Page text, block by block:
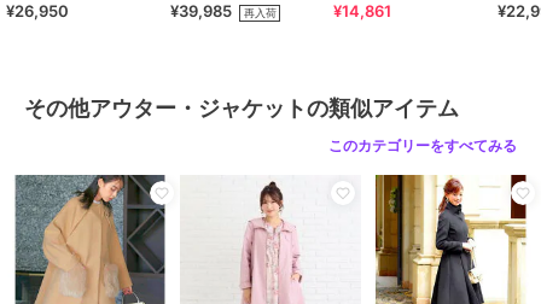
ショップ ルイルエブティック
性別タイプ
レディース
アウター・ジャケット・コート
カラー
チャコールグレー、杢グレー、ブ
サイズ
素材
表地 ポリエステル55％、ウール
ト
¥26,950
ト
¥39,985 再入荷 ¥14,861
その他アウター・ジャケットの類似アイテム
このカテゴリーをすべてみる